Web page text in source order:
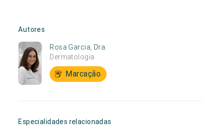
Autores
Rosa Garcia, Dra.
Dermatologia
Marcação
Especialidades relacionadas